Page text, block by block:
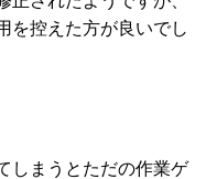
を控えた方が良いでし
しまうとただの作業ゲ